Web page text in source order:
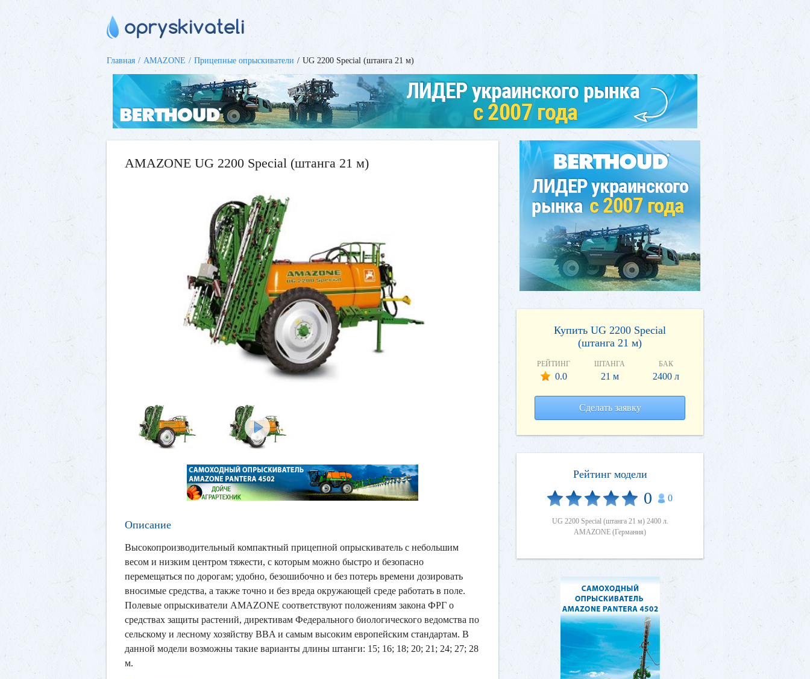
Главная AMAZONE Прицепные опрыскиватели UG 2200 Special (штанга 21 м)
AMAZONE UG 2200 Special (штанга 21 м)
Описание
Высокопроизводительный компактный прицепной опрыскиватель с небольшим
весом и низким центром тяжести, с которым можно быстро и безопасно
перемещаться по дорогам; удобно, безошибочно и без потерь времени дозировать
вносимые средства, а также точно и без вреда окружающей среде работать в поле.
Полевые опрыскиватели AMAZONE соответствуют положениям закона ФРГ о
средствах защиты растений, директивам Федерального биологического ведомства по
сельскому и лесному хозяйству BBA и самым высоким европейским стандартам. В
данной модели возможны такие варианты длины штанги: 15; 16; 18; 20; 21; 24; 27; 28
м.
Купить UG 2200 Special
(штанга 21 м)
РЕЙТИНГ
0.0
ШТАНГА
21 м
БАК
2400 л
Сделать заявку
Рейтинг модели
0 0
UG 2200 Special (штанга 21 м) 2400 л.
AMAZONE (Германия)